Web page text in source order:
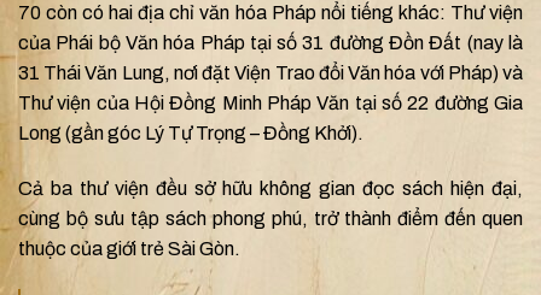
70 còn có hai địa chỉ văn hóa Pháp nổi tiếng khác: Thư viện
của Phái bộ Văn hóa Pháp tại số 31 đường Đồn Đất (nay là
31 Thái Văn Lung, nơi đặt Viện Trao đổi Văn hóa với Pháp) và
Thư viện của Hội Đồng Minh Pháp Văn tại số 22 đường Gia
Long (gần góc Lý Tự Trọng – Đồng Khởi).
Cả ba thư viện đều sở hữu không gian đọc sách hiện đại,
cùng bộ sưu tập sách phong phú, trở thành điểm đến quen
thuộc của giới trẻ Sài Gòn.